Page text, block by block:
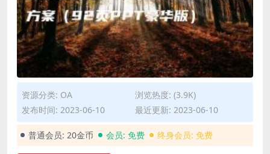
资源分类: OA
浏览热度: (3.9K)
发布时间: 2023-06-10
最近更新: 2023-06-10
普通会员: 20金币 会员: 免费 终身会员: 免费